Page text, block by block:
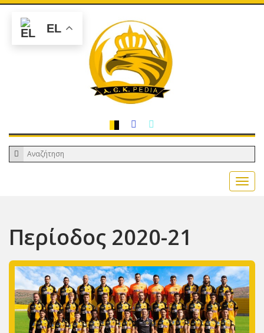
Περίοδος 2020-21
EL